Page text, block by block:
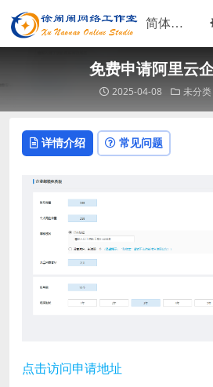
免费申请阿里云
2025-04-08 未分类
详情介绍 常见问题
点击访问申请地址